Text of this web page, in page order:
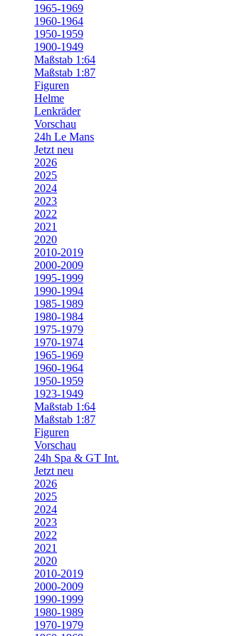
1965-1969
1960-1964
1950-1959
1900-1949
Maßstab 1:64
Maßstab 1:87
Figuren
Helme
Lenkräder
Vorschau
24h Le Mans
Jetzt neu
2026
2025
2024
2023
2022
2021
2020
2010-2019
2000-2009
1995-1999
1990-1994
1985-1989
1980-1984
1975-1979
1970-1974
1965-1969
1960-1964
1950-1959
1923-1949
Maßstab 1:64
Maßstab 1:87
Figuren
Vorschau
24h Spa & GT Int.
Jetzt neu
2026
2025
2024
2023
2022
2021
2020
2010-2019
2000-2009
1990-1999
1980-1989
1970-1979